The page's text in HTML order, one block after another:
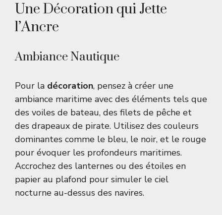
Une Décoration qui Jette
l’Ancre
Ambiance Nautique
Pour la décoration, pensez à créer une
ambiance maritime avec des éléments tels que
des voiles de bateau, des filets de pêche et
des drapeaux de pirate. Utilisez des couleurs
dominantes comme le bleu, le noir, et le rouge
pour évoquer les profondeurs maritimes.
Accrochez des lanternes ou des étoiles en
papier au plafond pour simuler le ciel
nocturne au-dessus des navires.